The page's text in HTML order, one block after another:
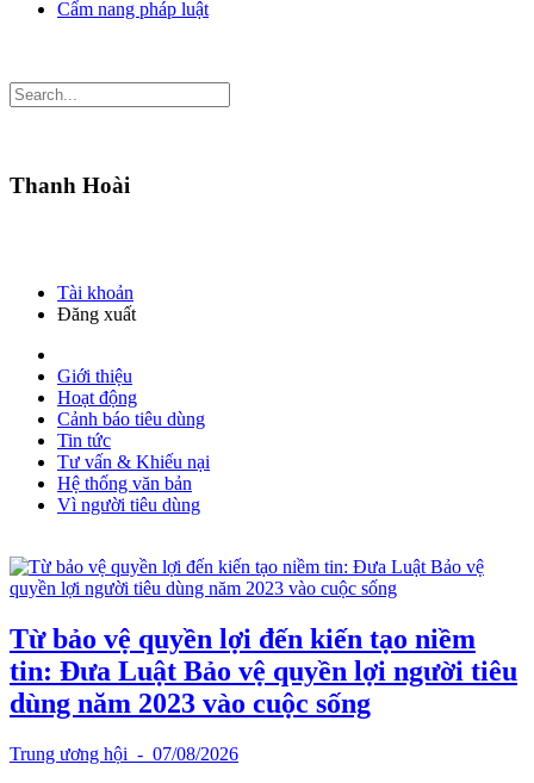
Cẩm nang pháp luật
Thanh Hoài
Tài khoản
Đăng xuất
Giới thiệu
Hoạt động
Cảnh báo tiêu dùng
Tin tức
Tư vấn & Khiếu nại
Hệ thống văn bản
Vì người tiêu dùng
Từ bảo vệ quyền lợi đến kiến tạo niềm
tin: Đưa Luật Bảo vệ quyền lợi người tiêu
dùng năm 2023 vào cuộc sống
Trung ương hội - 07/08/2026